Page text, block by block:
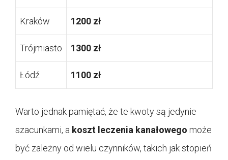
Kraków 1200 zł
Trójmiasto 1300 zł
Łódź 1100 zł
Warto jednak pamiętać, że te kwoty są jedynie
szacunkami, a koszt leczenia kanałowego może
być zależny od wielu czynników, takich jak stopień